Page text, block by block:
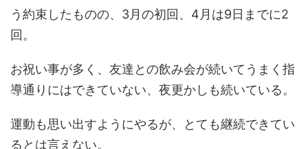
う約束したものの、3月の初回、4月は9日までに2
回。
お祝い事が多く、友達との飲み会が続いてうまく指
導通りにはできていない、夜更かしも続いている。
運動も思い出すようにやるが、とても継続できてい
るとは言えない。